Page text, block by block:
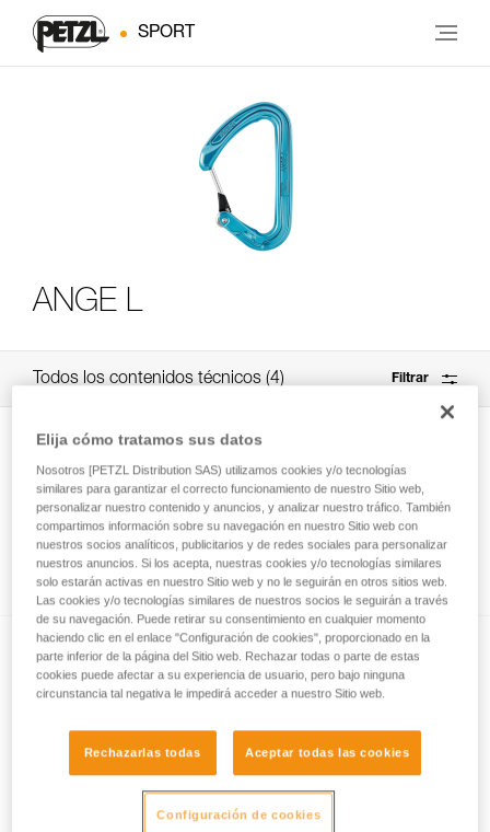
SPORT
ANGE L
Todos los contenidos técnicos 4 Filtrar
Lo esencial sobre los mosquetones
Ejemplos de solicitaciones peligrosas de los
mosquetones.
Elija cómo tratamos sus datos
Nosotros [PETZL Distribution SAS) utilizamos cookies y/o tecnologías
similares para garantizar el correcto funcionamiento de nuestro Sitio web,
personalizar nuestro contenido y anuncios, y analizar nuestro tráfico. También
compartimos información sobre su navegación en nuestro Sitio web con
nuestros socios analíticos, publicitarios y de redes sociales para personalizar
nuestros anuncios. Si los acepta, nuestras cookies y/o tecnologías similares
solo estarán activas en nuestro Sitio web y no le seguirán en otros sitios web.
Las cookies y/o tecnologías similares de nuestros socios le seguirán a través
de su navegación. Puede retirar su consentimiento en cualquier momento
haciendo clic en el enlace "Configuración de cookies", proporcionado en la
parte inferior de la página del Sitio web. Rechazar todas o parte de estas
cookies puede afectar a su experiencia de usuario, pero bajo ninguna
circunstancia tal negativa le impedirá acceder a nuestro Sitio web.
Rechazarlas todas Aceptar todas las cookies
Configuración de cookies